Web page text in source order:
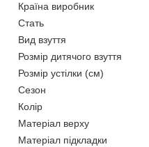
Країна виробник
Стать
Вид взуття
Розмір дитячого взуття
Розмір устілки (см)
Сезон
Колір
Матеріал верху
Матеріал підкладки